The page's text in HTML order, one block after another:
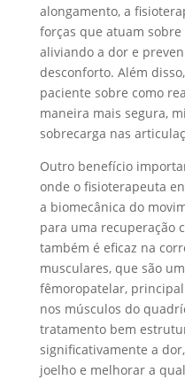
alongamento, a
forças que atuam
aliviando a dor e
desconforto. Além
paciente sobre como
maneira mais segura,
sobrecarga nas
Outro benefício
onde o fisioterapeuta
a biomecânica do
para uma recuperação
também é eficaz na
musculares, que são
fêmoropatelar,
nos músculos do
tratamento bem
significativamente a
joelho e melhorar a